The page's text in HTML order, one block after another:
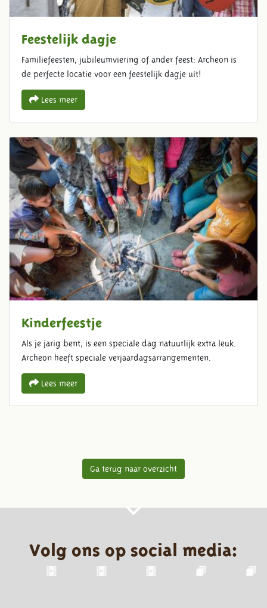
Feestelijk dagje
Familiefeesten, jubileumviering of ander feest: Archeon is
de perfecte locatie voor een feestelijk dagje uit!
Lees meer
Kinderfeestje
Als je jarig bent, is een speciale dag natuurlijk extra leuk.
Archeon heeft speciale verjaardagsarrangementen.
Lees meer
Ga terug naar overzicht
Volg ons op social media: